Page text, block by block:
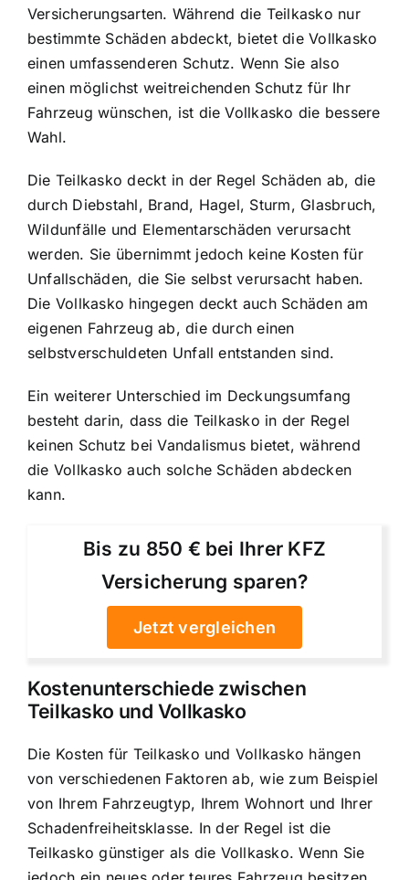
Versicherungsarten. Während die Teilkasko nur
bestimmte Schäden abdeckt, bietet die Vollkasko
einen umfassenderen Schutz. Wenn Sie also
einen möglichst weitreichenden Schutz für Ihr
Fahrzeug wünschen, ist die Vollkasko die bessere
Wahl.
Die Teilkasko deckt in der Regel Schäden ab, die
durch Diebstahl, Brand, Hagel, Sturm, Glasbruch,
Wildunfälle und Elementarschäden verursacht
werden. Sie übernimmt jedoch keine Kosten für
Unfallschäden, die Sie selbst verursacht haben.
Die Vollkasko hingegen deckt auch Schäden am
eigenen Fahrzeug ab, die durch einen
selbstverschuldeten Unfall entstanden sind.
Ein weiterer Unterschied im Deckungsumfang
besteht darin, dass die Teilkasko in der Regel
keinen Schutz bei Vandalismus bietet, während
die Vollkasko auch solche Schäden abdecken
kann.
Bis zu 850 € bei Ihrer KFZ
Versicherung sparen?
Jetzt vergleichen
Kostenunterschiede zwischen
Teilkasko und Vollkasko
Die Kosten für Teilkasko und Vollkasko hängen
von verschiedenen Faktoren ab, wie zum Beispiel
von Ihrem Fahrzeugtyp, Ihrem Wohnort und Ihrer
Schadenfreiheitsklasse. In der Regel ist die
Teilkasko günstiger als die Vollkasko. Wenn Sie